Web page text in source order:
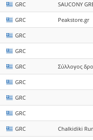
GRC SAUCONY
GRC Peakstore.gr
GRC
GRC
GRC Σύλλογος
GRC
GRC
GRC
GRC Chalkidiki